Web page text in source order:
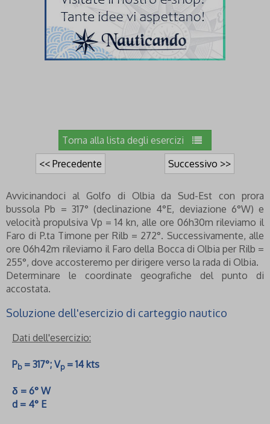
Torna alla lista degli esercizi
<< Precedente
Successivo >>
Avvicinandoci al Golfo di Olbia da Sud-Est con prora
bussola Pb = 317° (declinazione 4°E, deviazione 6°W) e
velocità propulsiva Vp = 14 kn, alle ore 06h30m rileviamo il
Faro di P.ta Timone per Rilb = 272°. Successivamente, alle
ore 06h42m rileviamo il Faro della Bocca di Olbia per Rilb =
255°, dove accosteremo per dirigere verso la rada di Olbia.
Determinare le coordinate geografiche del punto di
accostata.
Soluzione dell'esercizio di carteggio nautico
Dati dell'esercizio:
Pb= 317°; Vp= 14 kts
δ = 6° W
d = 4° E